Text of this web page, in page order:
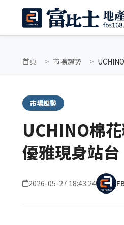
首頁 市場趨勢
市場趨勢
UCHINO棉
優雅現身站台
2026-05-27 18:43:24